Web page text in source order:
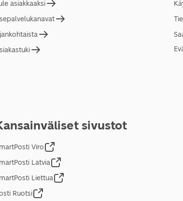
asiakkaaksi
sivustot
Viro
Latvia
Liettua
Ruotsi